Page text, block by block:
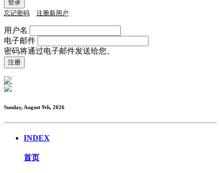
忘记密码 注册新用户
用户名
电子邮件
密码将通过电子邮件发送给您。
Sunday, August 9th, 2026
INDEX
首页